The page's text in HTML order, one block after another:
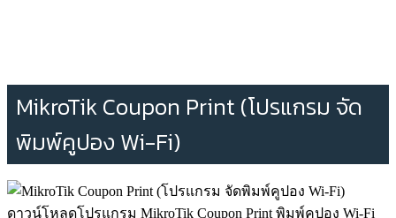
MikroTik Coupon Print (โปรแกรม จัด
พิมพ์คูปอง Wi-Fi)
ดาวน์โหลดโปรแกรม MikroTik Coupon Print พิมพ์คูปอง Wi-Fi